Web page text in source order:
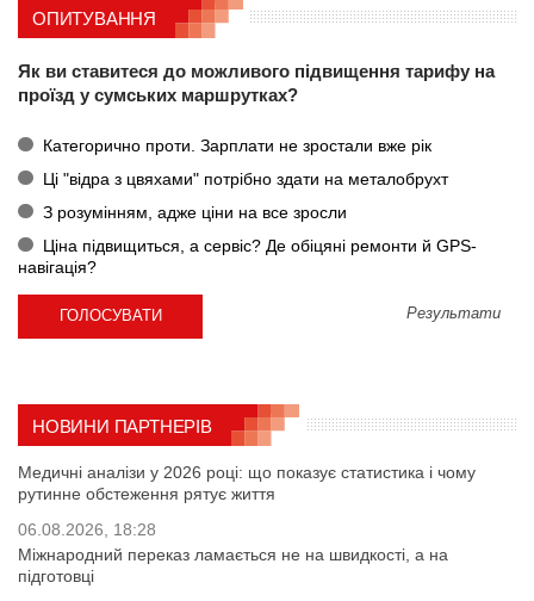
ОПИТУВАННЯ
Як ви ставитеся до можливого підвищення тарифу на
проїзд у сумських маршрутках?
Категорично проти. Зарплати не зростали вже рік
Ці "відра з цвяхами" потрібно здати на металобрухт
З розумінням, адже ціни на все зросли
Ціна підвищиться, а сервіс? Де обіцяні ремонти й GPS-
навігація?
Результати
НОВИНИ ПАРТНЕРІВ
Медичні аналізи у 2026 році: що показує статистика і чому
рутинне обстеження рятує життя
06.08.2026, 18:28
Міжнародний переказ ламається не на швидкості, а на
підготовці